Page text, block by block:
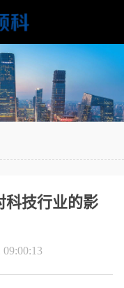
再收徒
科技行业的影